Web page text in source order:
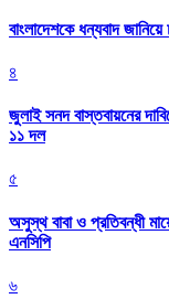
বাংলাদেশকে ধন্যবাদ
৪
জুলাই সনদ বাস্তবায়নের
১১ দল
৫
অসুস্থ বাবা ও প্রতিবন্ধী
এনসিপি
৬